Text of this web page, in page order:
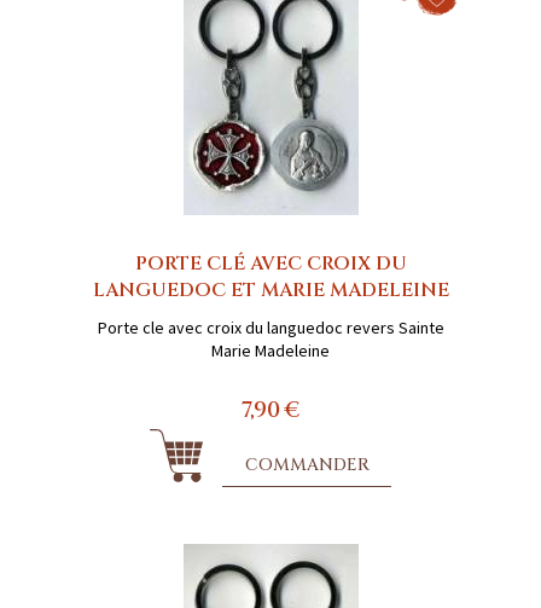
PORTE CLÉ AVEC CROIX DU
LANGUEDOC ET MARIE MADELEINE
Porte cle avec croix du languedoc revers Sainte
Marie Madeleine
7,90 €
COMMANDER